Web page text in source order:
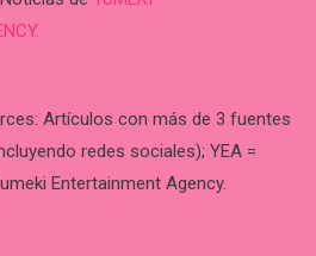
Artículos con más de 3 fuentes
redes sociales); YEA =
Entertainment Agency.